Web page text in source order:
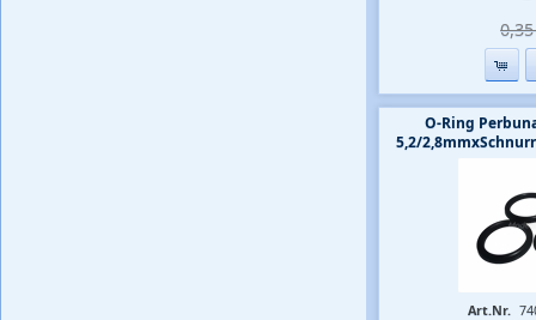
0,35
O-Ring
5,2/
Art.Nr.